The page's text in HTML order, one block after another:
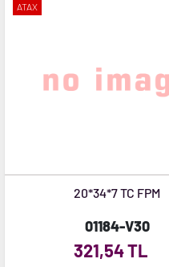
ATAX
20*34*7 TC FPM
01184-V30
321,54 TL